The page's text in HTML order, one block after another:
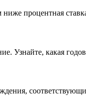
процентная
Узнайте, какая